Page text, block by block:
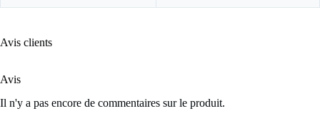
Avis clients
Avis
Il n'y a pas encore de commentaires sur le produit.